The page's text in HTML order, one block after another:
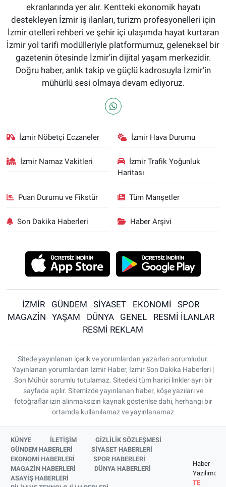
ekranlarında yer alır. Kentteki ekonomik hayatı
destekleyen İzmir iş ilanları, turizm profesyonelleri için
İzmir otelleri rehberi ve şehir içi ulaşımda hayat kurtaran
İzmir yol tarifi modülleriyle platformumuz, geleneksel bir
gazetenin ötesinde İzmir'in dijital yaşam merkezidir.
Doğru haber, anlık takip ve güçlü kadrosuyla İzmir’in
mühürlü sesi olmaya devam ediyoruz.
İzmir Nöbetçi Eczaneler İzmir Hava Durumu
İzmir Namaz Vakitleri
İzmir Trafik Yoğunluk
Haritası
Puan Durumu ve Fikstür Tüm Manşetler
Son Dakika Haberleri Haber Arşivi
İZMİR GÜNDEM SİYASET EKONOMİ
SPOR
MAGAZİN
YAŞAM DÜNYA GENEL
RESMİ İLANLAR
RESMİ REKLAM
Sitede yayınlanan içerik ve yorumlardan yazarları sorumludur.
Yayınlanan yorumlardan İzmir Haber, İzmir Son Dakika Haberleri |
Son Mühür sorumlu tutulamaz. Sitedeki tüm harici linkler ayrı bir
sayfada açılır. Sitemizde yayınlanan haber, köşe yazıları ve
fotoğraflar izin alınmaksızın kaynak gösterilse dahi, herhangi bir
ortamda kullanılamaz ve yayınlanamaz
KÜNYE İLETİŞİM
GİZLİLİK SÖZLEŞMESİ
GÜNDEM HABERLERİ
SİYASET HABERLERİ
EKONOMİ HABERLERİ
SPOR HABERLERİ
MAGAZİN HABERLERİ
DÜNYA HABERLERİ
ASAYİŞ HABERLERİ
Haber
Yazılımı:
TE